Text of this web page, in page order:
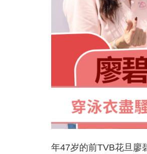
年47岁的前TVB花旦廖